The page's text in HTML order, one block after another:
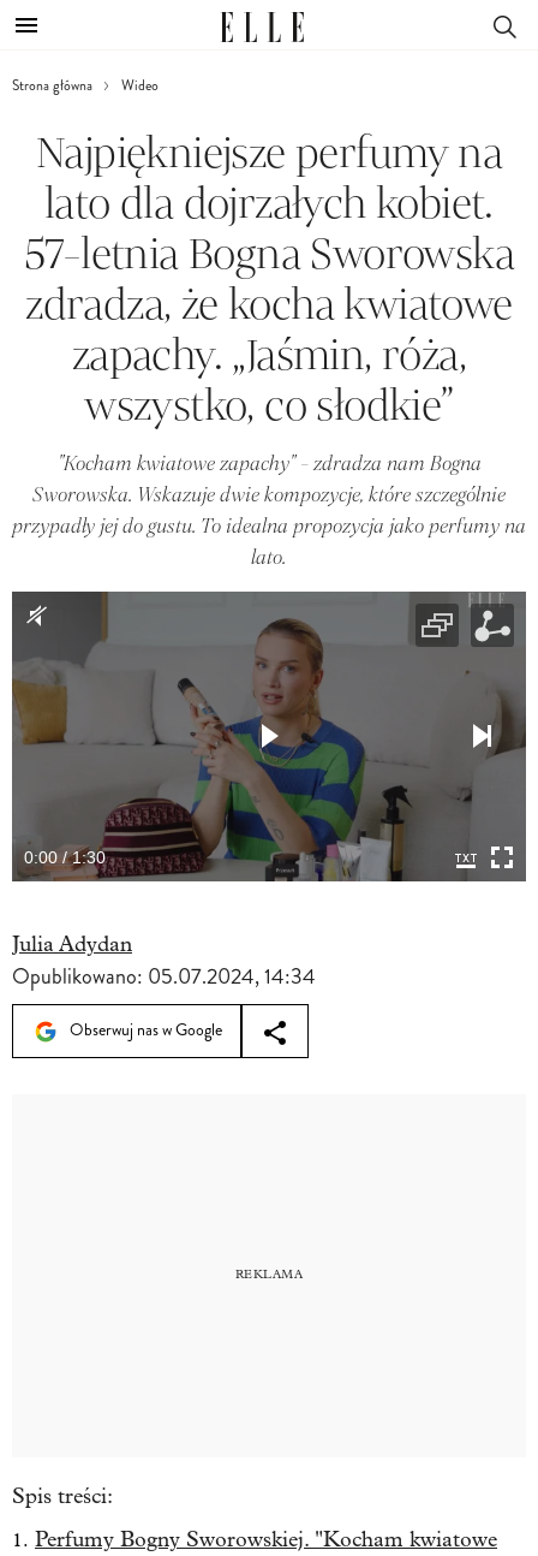
Strona główna Wideo
Najpiękniejsze perfumy na
lato dla dojrzałych kobiet.
57-letnia Bogna Sworowska
zdradza, że kocha kwiatowe
zapachy. „Jaśmin, róża,
wszystko, co słodkie”
"Kocham kwiatowe zapachy" - zdradza nam Bogna
Sworowska. Wskazuje dwie kompozycje, które szczególnie
przypadły jej do gustu. To idealna propozycja jako perfumy na
lato.
0:00 / 1:30
Julia Adydan
Opublikowano: 05.07.2024, 14:34
Obserwuj nas w Google
Spis treści:
Perfumy Bogny Sworowskiej. "Kocham kwiatowe